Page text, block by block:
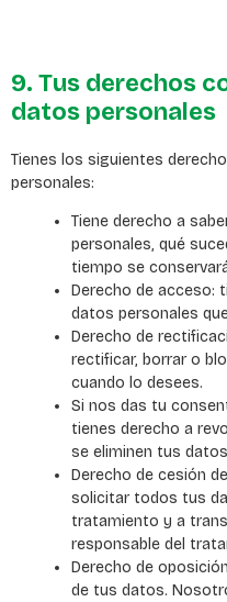
9. Tus derechos
datos personales
Tienes los siguientes
personales:
Tiene derecho a
personales, qué
tiempo se
Derecho de acceso:
datos personales
Derecho de
rectificar, borrar o
cuando lo desees.
Si nos das tu
tienes derecho a
se eliminen tus
Derecho de cesión
solicitar todos tus
tratamiento y a
responsable del
Derecho de
de tus datos.